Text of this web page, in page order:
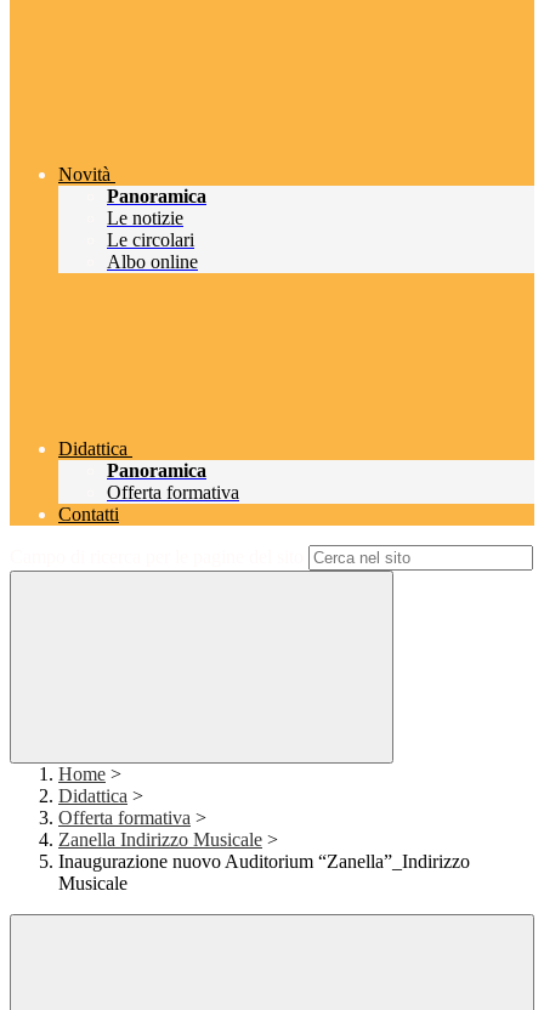
Novità
Panoramica
Le notizie
Le circolari
Albo online
Didattica
Panoramica
Offerta formativa
Contatti
Home >
Didattica >
Offerta formativa >
Zanella Indirizzo Musicale >
Inaugurazione nuovo Auditorium “Zanella”_Indirizzo
Musicale